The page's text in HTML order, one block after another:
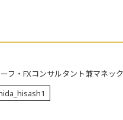
フ・FXコンサルタント兼マネッ